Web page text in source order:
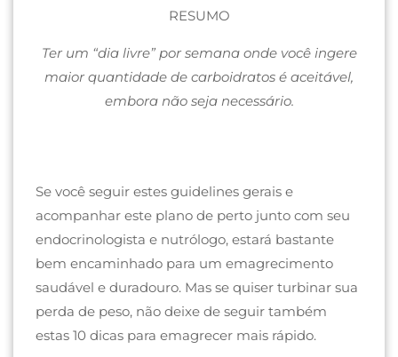
RESUMO
Ter um “dia livre” por semana onde você ingere
maior quantidade de carboidratos é aceitável,
embora não seja necessário.
Se você seguir estes guidelines gerais e
acompanhar este plano de perto junto com seu
endocrinologista e nutrólogo, estará bastante
bem encaminhado para um emagrecimento
saudável e duradouro. Mas se quiser turbinar sua
perda de peso, não deixe de seguir também
estas 10 dicas para emagrecer mais rápido.